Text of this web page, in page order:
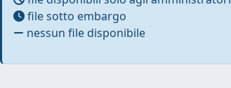
file sotto embargo
nessun file disponibile